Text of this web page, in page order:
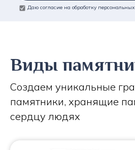
Даю согласие на обработку
Виды
Создаем уникальные
памятники, хранящие
сердцу людях